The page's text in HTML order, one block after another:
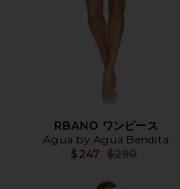
RBANO ワンピース
Agua by Agua Bendita
$247 Previous price:
$290